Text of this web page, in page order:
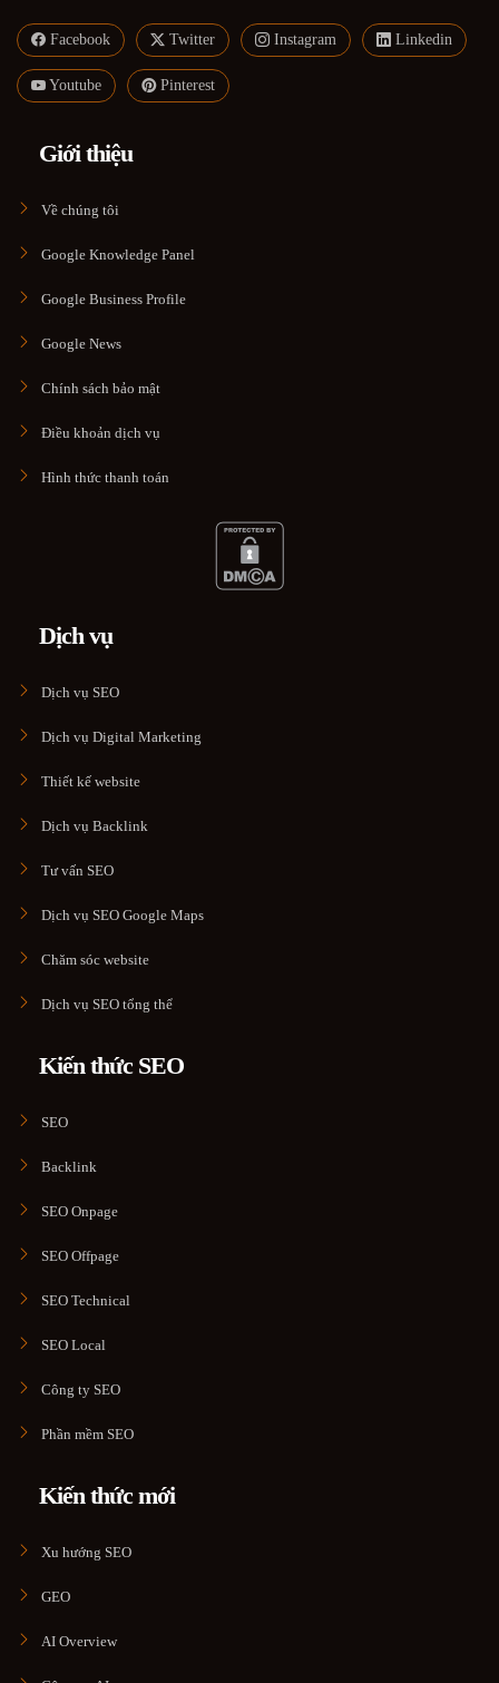
Facebook Twitter Instagram Linkedin
Youtube Pinterest
Giới thiệu
Về chúng tôi
Google Knowledge Panel
Google Business Profile
Google News
Chính sách bảo mật
Điều khoản dịch vụ
Hình thức thanh toán
Dịch vụ
Dịch vụ SEO
Dịch vụ Digital Marketing
Thiết kế website
Dịch vụ Backlink
Tư vấn SEO
Dịch vụ SEO Google Maps
Chăm sóc website
Dịch vụ SEO tổng thể
Kiến thức SEO
SEO
Backlink
SEO Onpage
SEO Offpage
SEO Technical
SEO Local
Công ty SEO
Phần mềm SEO
Kiến thức mới
Xu hướng SEO
GEO
AI Overview